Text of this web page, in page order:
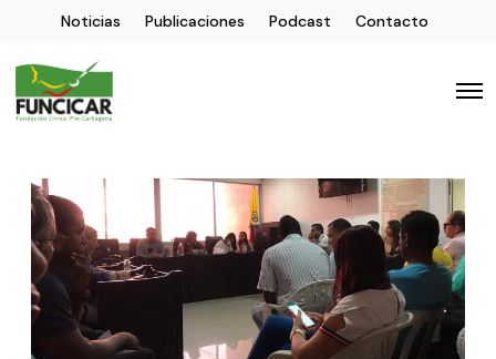
Noticias Publicaciones Podcast Contacto